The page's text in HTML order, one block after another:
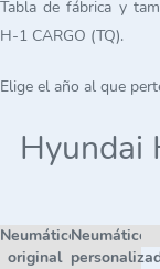
Tabla de fábrica y
H-1 CARGO (TQ).
Elige el año al que
Hyundai
Neumático
original
Neumático